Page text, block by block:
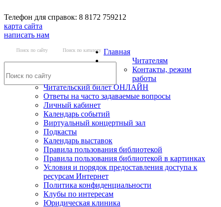
Телефон для справок: 8 8172 759212
карта сайта
написать нам
Поиск по сайту Поиск по каталогу Главная
Читателям
Контакты, режим
работы
Читательский билет ОНЛАЙН
Ответы на часто задаваемые вопросы
Личный кабинет
Календарь событий
Виртуальный концертный зал
Подкасты
Календарь выставок
Правила пользования библиотекой
Правила пользования библиотекой в картинках
Условия и порядок предоставления доступа к
ресурсам Интернет
Политика конфиденциальности
Клубы по интересам
Юридическая клиника